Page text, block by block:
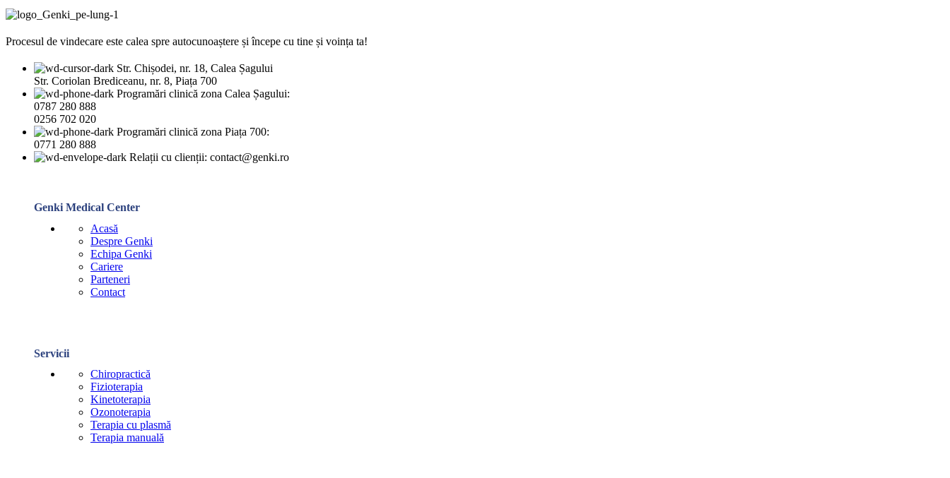
Procesul de vindecare este calea spre autocunoaștere și începe cu tine și voința ta!
Str. Chișodei, nr. 18, Calea Șagului
Str. Coriolan Brediceanu, nr. 8, Piața 700
Programări clinică zona Calea Șagului:
0787 280 888
0256 702 020
Programări clinică zona Piața 700:
0771 280 888
Relații cu clienții: contact@genki.ro
Genki Medical Center
Acasă
Despre Genki
Echipa Genki
Cariere
Parteneri
Contact
Servicii
Chiropractică
Fizioterapia
Kinetoterapia
Ozonoterapia
Terapia cu plasmă
Terapia manuală